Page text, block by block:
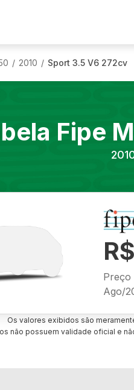
/ 2010 / Sport 3.5 V6 272cv
Fipe
Preço
Ago/
Os valores exibidos são
não possuem validade oficial e